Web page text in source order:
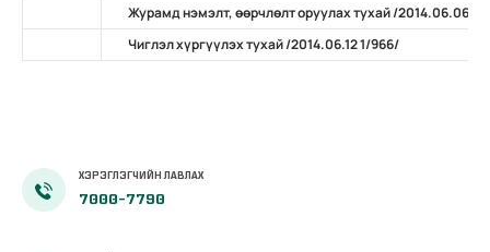
Журамд нэмэлт, өөрчлөлт оруулах тухай /2014.06.06
Чиглэл хүргүүлэх тухай /2014.06.12 1/966/
ХЭРЭГЛЭГЧИЙН ЛАВЛАХ
7000-7790